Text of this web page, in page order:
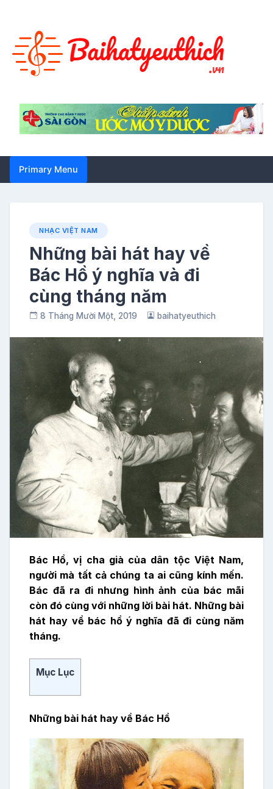
content
Primary Menu
NHẠC VIỆT NAM
Những bài hát hay về
Bác Hồ ý nghĩa và đi
cùng tháng năm
8 Tháng Mười Một, 2019 baihatyeuthich
Bác Hồ, vị cha già của dân tộc Việt Nam,
người mà tất cả chúng ta ai cũng kính mến.
Bác đã ra đi nhưng hình ảnh của bác mãi
còn đó cùng với những lời bài hát. Những bài
hát hay về bác hồ ý nghĩa đã đi cùng năm
tháng.
Mục Lục
Những bài hát hay về Bác Hồ